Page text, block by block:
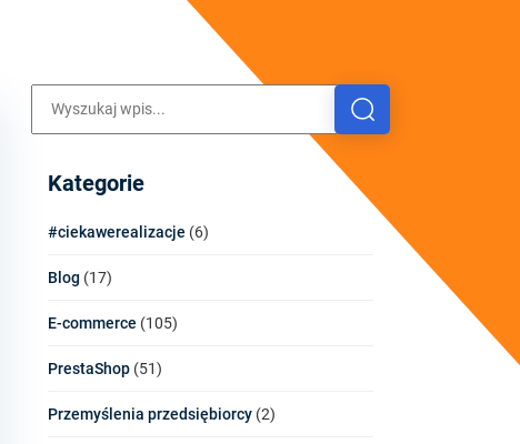
Kategorie
#ciekawerealizacje (6)
Blog (17)
E-commerce (105)
PrestaShop(51)
Przemyślenia przedsiębiorcy(2)